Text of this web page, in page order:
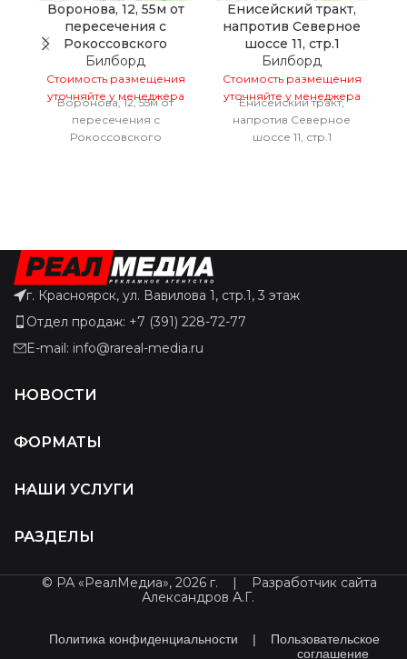
Воронова, 12, 55м от
пересечения с
Рокоссовского
Билборд
Стоимость размещения
уточняйте у менеджера
Воронова, 12, 55м от
пересечения с
Рокоссовского
Енисейский тракт,
напротив Северное
шоссе 11, стр.1
Билборд
Стоимость размещения
уточняйте у менеджера
Енисейский тракт,
напротив Северное
шоссе 11, стр.1
г. Красноярск, ул. Вавилова 1, стр.1, 3 этаж
Отдел продаж: +7 (391) 228-72-77
E-mail: info@rareal-media.ru
НОВОСТИ
ФОРМАТЫ
НАШИ УСЛУГИ
РАЗДЕЛЫ
© РА «РеалМедиа», 2026 г. |
Разработчик сайта
Александров А.Г.
Политика конфиденциальности |
Пользовательское
соглашение